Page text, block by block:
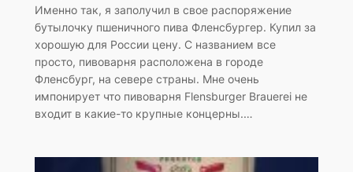
Именно так, я заполучил в свое распоряжение
бутылочку пшеничного пива Фленсбургер. Купил за
хорошую для России цену. С названием все
просто, пивоварня расположена в городе
Фленсбург, на севере страны. Мне очень
импонирует что пивоварня Flensburger Brauerei не
входит в какие-то крупные концерны.…